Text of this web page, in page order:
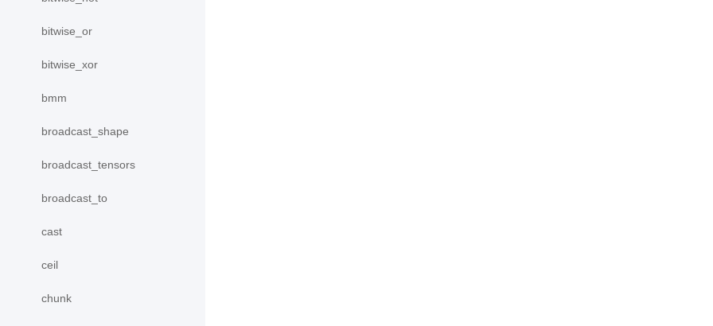
bitwise_or
bitwise_xor
bmm
broadcast_shape
broadcast_tensors
broadcast_to
cast
ceil
chunk